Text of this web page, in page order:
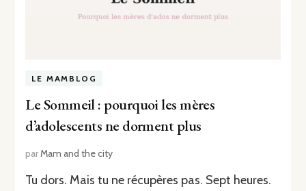
LE MAMBLOG
Le Sommeil : pourquoi les mères
d’adolescents ne dorment plus
parMam and the city
Tu dors. Mais tu ne récupères pas. Sept heures.